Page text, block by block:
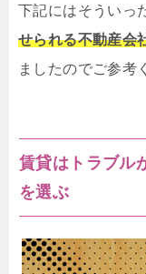
下記にはそういっ
せられる不動産会
ましたのでご参考
賃貸はトラブル
を選ぶ